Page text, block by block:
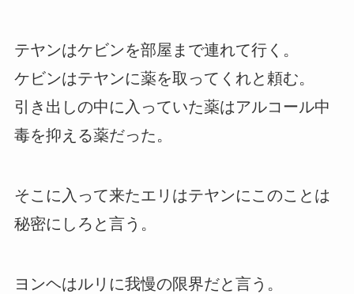
テヤンはケビンを部屋まで連れて行く。
ケビンはテヤンに薬を取ってくれと頼む。
引き出しの中に入っていた薬はアルコール中
毒を抑える薬だった。
そこに入って来たエリはテヤンにこのことは
秘密にしろと言う。
ヨンヘはルリに我慢の限界だと言う。